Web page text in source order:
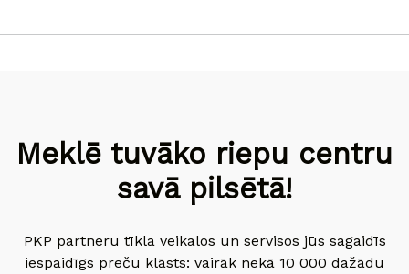
Meklē tuvāko riepu centru
savā pilsētā!
PKP partneru tīkla veikalos un servisos jūs sagaidīs
iespaidīgs preču klāsts: vairāk nekā 10 000 dažādu